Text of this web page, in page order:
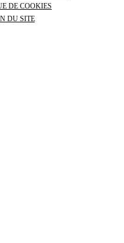
DE COOKIES
DU SITE